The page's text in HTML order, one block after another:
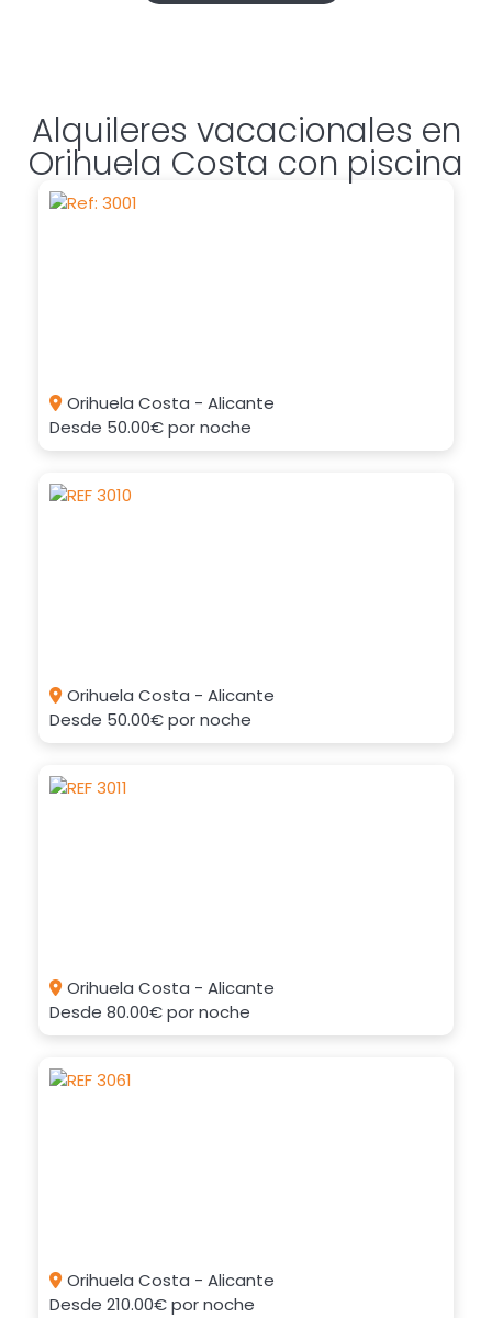
Alquileres vacacionales en
Orihuela Costa con piscina
Orihuela Costa - Alicante
Desde 50.00€por noche
Orihuela Costa - Alicante
Desde 50.00€por noche
Orihuela Costa - Alicante
Desde 80.00€por noche
Orihuela Costa - Alicante
Desde 210.00€por noche